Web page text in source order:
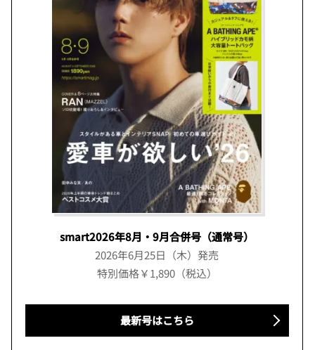
smart2026年8月・9月合併号（通常号）
2026年6月25日（木）発売
特別価格￥1,890（税込）
最新号はこちら